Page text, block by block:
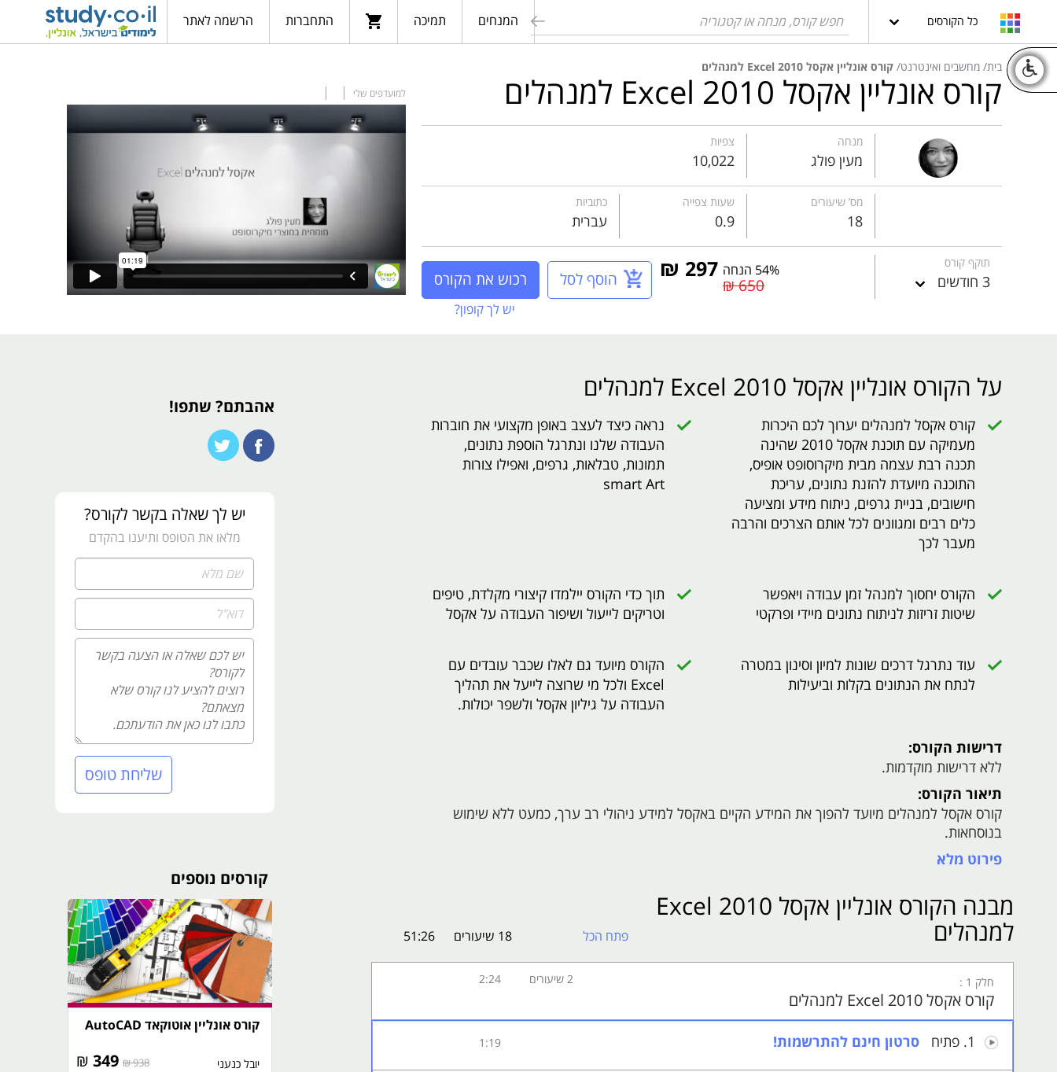
הרשמה לאתר התחברות תמיכה המנחים חפש כל הקורסים
בית מחשבים ואינטרנט קורס אונליין אקסל 2010 Excel למנהלים
קורס אונליין אקסל 2010 Excel למנהלים
מנחה
מעין פולג
צפיות
10,022
מס’ שיעורים
18
שעות צפייה
0.9
כתוביות
עברית
תוקף קורס
רכוש את הקורס
יש לך קופון?
הוסף לסל 54% הנחה
למועדפים שלי
על הקורס אונליין אקסל 2010 Excel למנהלים
קורס אקסל למנהלים יערוך לכם היכרות
מעמיקה עם תוכנת אקסל 2010 שהינה
תכנה רבת עצמה מבית מיקרוסופט אופיס,
התוכנה מיועדת להזנת נתונים, עריכת
חישובים, בניית גרפים, ניתוח מידע ומציעה
כלים רבים ומגוונים לכל אותם הצרכים והרבה
מעבר לכך
נראה כיצד לעצב באופן מקצועי את חוברות
העבודה שלנו ונתרגל הוספת נתונים,
תמונות, טבלאות, גרפים, ואפילו צורות
smart Art
הקורס יחסוך למנהל זמן עבודה ויאפשר
שיטות זריזות לניתוח נתונים מיידי ופרקטי
תוך כדי הקורס יילמדו קיצורי מקלדת, טיפים
וטריקים לייעול ושיפור העבודה על אקסל
עוד נתרגל דרכים שונות למיון וסינון במטרה
לנתח את הנתונים בקלות וביעילות
הקורס מיועד גם לאלו שכבר עובדים עם
Excel ולכל מי שרוצה לייעל את תהליך
העבודה על גיליון אקסל ולשפר יכולות.
דרישות הקורס:
ללא דרישות מוקדמות.
תיאור הקורס:
קורס אקסל למנהלים מיועד להפוך את המידע הקיים באקסל למידע ניהולי רב ערך, כמעט ללא שימוש
בנוסחאות.
אנו יודעים שכמנהל זמנך יקר, ומצד שני, החלטות רבות צריכות להיעשות על סמך נתונים.
לפיכך, נבנה קורס זה על מנת לתת לך את הכלים החשובים ביותר באקסל לניתוח נתונים, כך שיעזרו לך בקבלת
ההחלטות, בלי לגזול זמן יקר.בקורס נלמד כיצד למיין ולסנן את הנתונים, כיצד להשתמש בעיצובים מותנים על
מנת לסמן נתונים חריגים באופן אוטומטי ואף נעשה היכרות עם טבלאות ציר ונתרגל בנייה של טבלה ושינוי
חישוביםעוד נלמד על כלי הנקרא מציאת אופטימום וכלי ניתוח הרגישות, אלו כלים המסייעים לנו לדעת 'מה אם?'
לצורך בניית תרחישים ולמציאת פתרונות אופטימליים.
הקורס פשוט, ענייני ומיועד למנהלים בדרגים השונים המעוניינים לייעל את תהליך העבודה על גיליון אקסל
ולשפר יכולות.
פירוט מלא
אהבתם? שתפו!
יש לך שאלה בקשר לקורס?
מלאו את הטופס ותיענו בהקדם
שליחת טופס
מבנה הקורס אונליין אקסל 2010 Excel
למנהלים
פתח הכל 51:26 18 שיעורים
חלק 1 :
קורס אקסל 2010 Excel למנהלים
2:24 2 שיעורים
1. פתיח סרטון חינם להתרשמות! 1:19
קורסים נוספים
קורס אונליין אוטוקאד AutoCAD
יובל כנעני 938 ₪
₪